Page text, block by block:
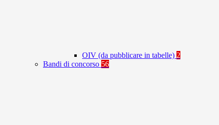
OIV (da pubblicare in tabelle) 2
Bandi di concorso 56